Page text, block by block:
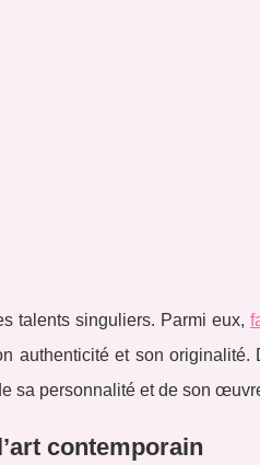
talents singuliers. Parmi eux,
authenticité et son originalité.
sa personnalité et de son
contemporain